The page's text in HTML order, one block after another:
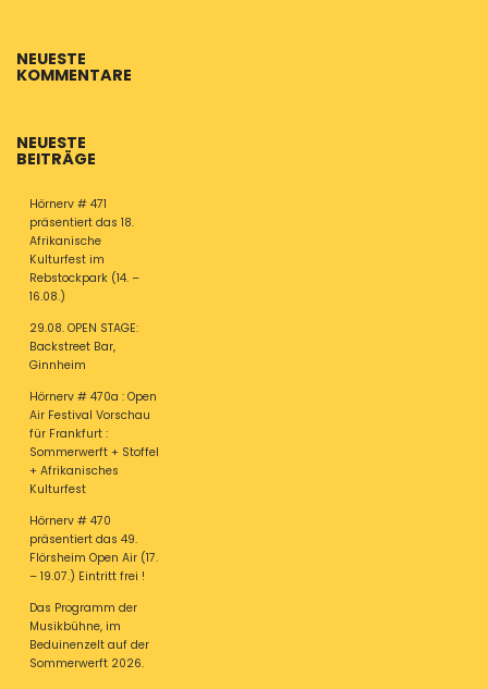
NEUESTE
KOMMENTARE
NEUESTE
BEITRÄGE
Hörnerv # 471
präsentiert das 18.
Afrikanische
Kulturfest im
Rebstockpark (14. –
16.08.)
29.08. OPEN STAGE:
Backstreet Bar,
Ginnheim
Hörnerv # 470a : Open
Air Festival Vorschau
für Frankfurt :
Sommerwerft + Stoffel
+ Afrikanisches
Kulturfest
Hörnerv # 470
präsentiert das 49.
Flörsheim Open Air (17.
– 19.07.) Eintritt frei !
Das Programm der
Musikbühne, im
Beduinenzelt auf der
Sommerwerft 2026.